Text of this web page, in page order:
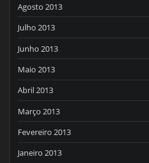
Agosto 2013
Julho 2013
Junho 2013
Maio 2013
Abril 2013
Março 2013
Fevereiro 2013
Janeiro 2013